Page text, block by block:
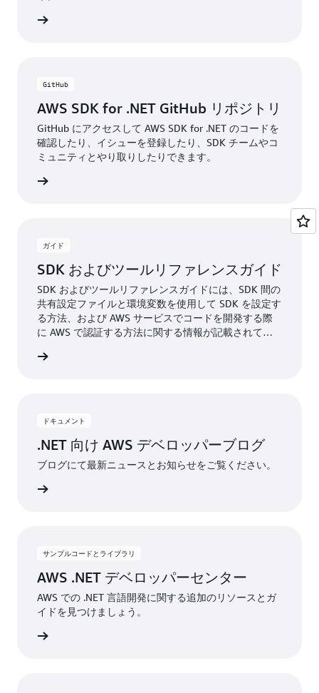
GitHub
AWS SDK for .NET GitHub リポジトリ
GitHub にアクセスして AWS SDK for .NET のコードを
確認したり、イシューを登録したり、SDK チームやコ
ミュニティとやり取りしたりできます。
ガイド
SDK およびツールリファレンスガイド
SDK およびツールリファレンスガイドには、SDK 間の
共有設定ファイルと環境変数を使用して SDK を設定す
る方法、および AWS サービスでコードを開発する際
に AWS で認証する方法に関する情報が記載されてい
ドキュメント
.NET 向け AWS デベロッパーブログ
ブログにて最新ニュースとお知らせをご覧ください。
サンプルコードとライブラリ
AWS .NET デベロッパーセンター
AWS での .NET 言語開発に関する追加のリソースとガ
イドを見つけましょう。